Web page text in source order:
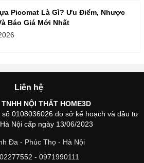
Picomat Là Gì? Ưu Điểm, Nhược
Báo Giá Mới Nhất
Liên hệ
NỘI THẤT HOME3D
0108036026 do sở kế hoạch và đầu tư
Nội cấp ngày 13/06/2023
Đa - Phúc Thọ - Hà Nội
- 0971990111